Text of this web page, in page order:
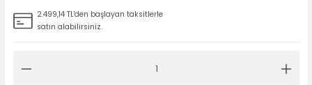
2.499,14 TL'den başlayan taksitlerle
satın alabilirsiniz.